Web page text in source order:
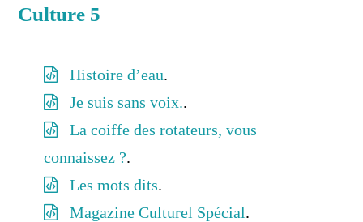
Culture 5
Histoire d’eau.
Je suis sans voix..
La coiffe des rotateurs, vous
connaissez ?.
Les mots dits.
Magazine Culturel Spécial.